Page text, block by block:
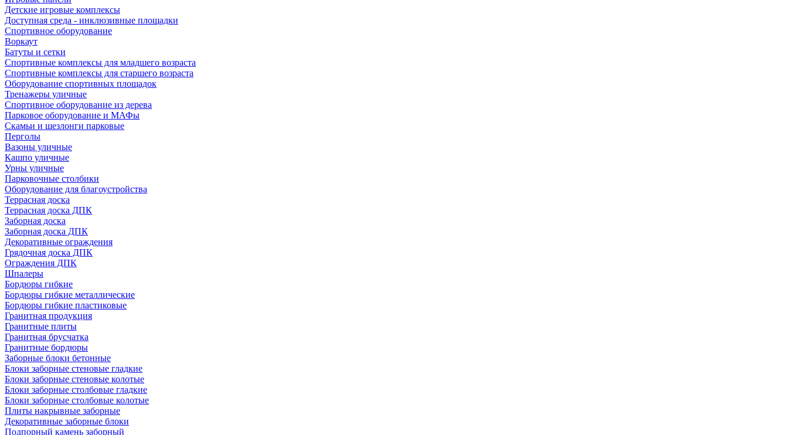
Детские игровые комплексы
Доступная среда - инклюзивные площадки
Спортивное оборудование
Воркаут
Батуты и сетки
Спортивные комплексы для младшего возраста
Спортивные комплексы для старшего возраста
Оборудование спортивных площадок
Тренажеры уличные
Спортивное оборудование из дерева
Парковое оборудование и МАФы
Скамьи и шезлонги парковые
Перголы
Вазоны уличные
Кашпо уличные
Урны уличные
Парковочные столбики
Оборудование для благоустройства
Террасная доска
Террасная доска ДПК
Заборная доска
Заборная доска ДПК
Декоративные ограждения
Грядочная доска ДПК
Ограждения ДПК
Шпалеры
Бордюры гибкие
Бордюры гибкие металлические
Бордюры гибкие пластиковые
Гранитная продукция
Гранитные плиты
Гранитная брусчатка
Гранитные бордюры
Заборные блоки бетонные
Блоки заборные стеновые гладкие
Блоки заборные стеновые колотые
Блоки заборные столбовые гладкие
Блоки заборные столбовые колотые
Плиты накрывные заборные
Декоративные заборные блоки
Подпорный камень заборный